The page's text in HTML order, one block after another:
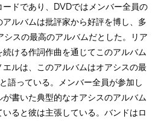
ードであり、DVDではメンバー全員の
ルバムは批評家から好評を博し、多
シスの最高のアルバムだとした。リア
ける作詞作曲を通じてこのアルバム
ルは、このアルバムはオアシスの最
語っている。メンバー全員が参加し
書いた典型的なオアシスのアルバム
ると彼は主張している。バンドはロ